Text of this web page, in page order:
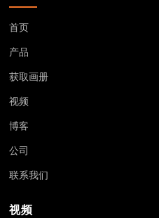
首页
产品
获取画册
视频
博客
公司
联系我们
视频